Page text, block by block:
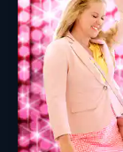
監督
脚本